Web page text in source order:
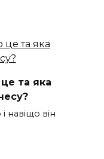
та яка
навіщо він